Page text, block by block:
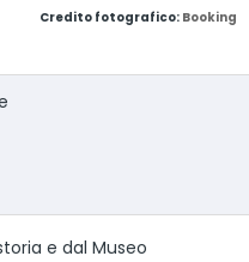
Credito fotografico: Booking
e dal Museo